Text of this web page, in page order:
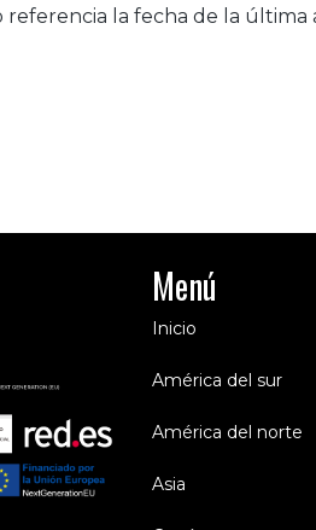
referencia la fecha de la última
Menú
Inicio
América del sur
América del norte
Asia